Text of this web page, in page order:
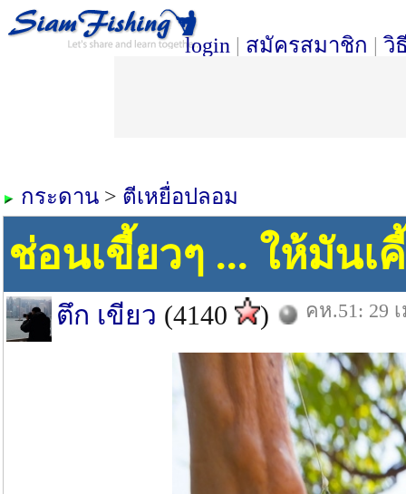
login | สมัครสมาชิก | วิ
กระดาน > ตีเหยื่อปลอม
ช่อนเขี้ยวๆ ... ให้มันเ
ตึก เขียว (4140 ) คห.51: 29